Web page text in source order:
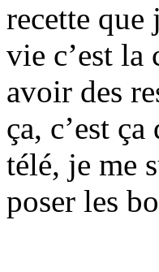
recette
vie c’est la
avoir des
ça, c’est
télé, je me
poser les